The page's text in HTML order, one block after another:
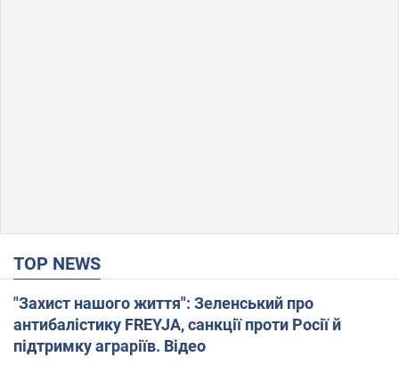
TOP NEWS
"Захист нашого життя": Зеленський про
антибалістику FREYJA, санкції проти Росії й
підтримку аграріїв. Відео